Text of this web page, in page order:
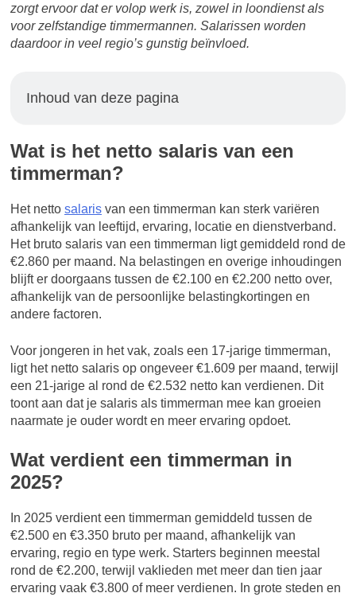
zorgt ervoor dat er volop werk is, zowel in loondienst als
voor zelfstandige timmermannen. Salarissen worden
daardoor in veel regio’s gunstig beïnvloed.
Inhoud van deze pagina
Wat is het netto salaris van een
timmerman?
Het netto salaris van een timmerman kan sterk variëren
afhankelijk van leeftijd, ervaring, locatie en dienstverband.
Het bruto salaris van een timmerman ligt gemiddeld rond de
€2.860 per maand. Na belastingen en overige inhoudingen
blijft er doorgaans tussen de €2.100 en €2.200 netto over,
afhankelijk van de persoonlijke belastingkortingen en
andere factoren.
Voor jongeren in het vak, zoals een 17-jarige timmerman,
ligt het netto salaris op ongeveer €1.609 per maand, terwijl
een 21-jarige al rond de €2.532 netto kan verdienen. Dit
toont aan dat je salaris als timmerman mee kan groeien
naarmate je ouder wordt en meer ervaring opdoet.
Wat verdient een timmerman in
2025?
In 2025 verdient een timmerman gemiddeld tussen de
€2.500 en €3.350 bruto per maand, afhankelijk van
ervaring, regio en type werk. Starters beginnen meestal
rond de €2.200, terwijl vaklieden met meer dan tien jaar
ervaring vaak €3.800 of meer verdienen. In grote steden en